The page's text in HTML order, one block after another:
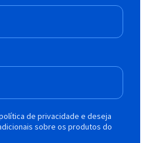
de privacidade e deseja
sobre os produtos do